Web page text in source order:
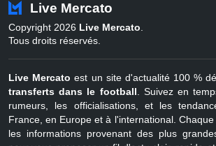
Belgique
Live Mercato
Copyright 2026 Live Mercato.
Tous droits réservés.
Live Mercato est un site d'actualité 100 %
transferts dans le football. Suivez en
rumeurs, les officialisations, et les
France, en Europe et à l'international.
les informations provenant des plus